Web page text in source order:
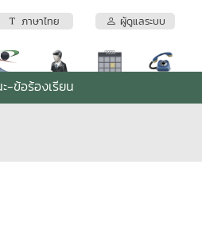
ภาษาไทย ผู้ดูแลระบบ
-ข้อร้องเรียน